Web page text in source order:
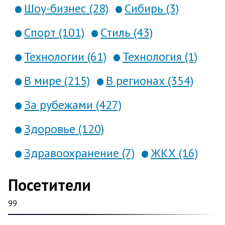
Шоу-бизнес (28)
Сибирь (3)
Спорт (101)
Стиль (43)
Технологии (61)
Технология (1)
В мире (215)
В регионах (354)
За рубежами (427)
Здоровье (120)
Здравоохранение (7)
ЖКХ (16)
Посетители
99